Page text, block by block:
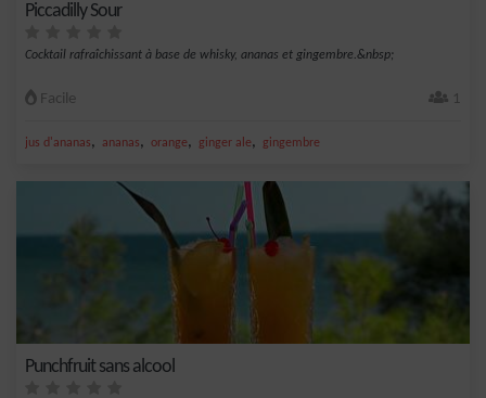
Piccadilly Sour
Cocktail rafraîchissant à base de whisky, ananas et gingembre.&nbsp;
Facile 1
jus d'ananas, ananas, orange, ginger ale, gingembre
Punchfruit sans alcool